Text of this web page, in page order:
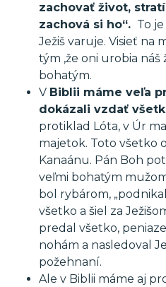
zachovať život,
zachová si ho“. To
Ježiš varuje. Visieť na
tým ,že oni urobia
bohatým.
V Biblii máme veľa
dokázali vzdať
protiklad Lóta, v Úr
majetok. Toto všetko
Kanaánu. Pán Boh
veľmi bohatým
bol rybárom,
všetko a šiel za
predal všetko,
nohám a nasledoval
požehnaní.
Ale v Biblii máme aj